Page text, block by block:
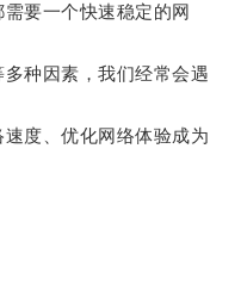
要一个快速稳定的网
种因素，我们经常会遇
度、优化网络体验成为